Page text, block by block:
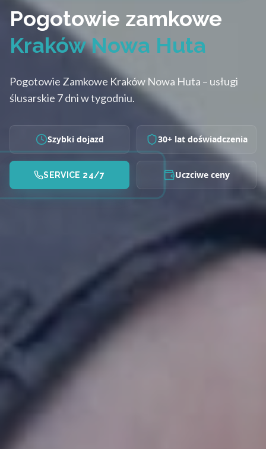
Pogotowie zamkowe
Kraków Nowa Huta
Pogotowie Zamkowe Kraków Nowa Huta – usługi
ślusarskie 7 dni w tygodniu.
Szybki dojazd 30+ lat doświadczenia
SERVICE 24/7 Uczciwe ceny